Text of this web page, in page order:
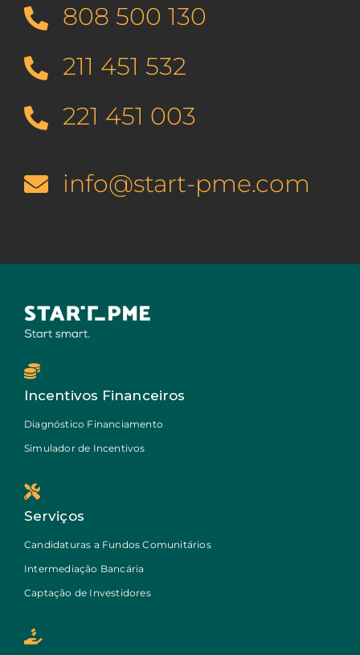
808 500 130
211 451 532
221 451 003
info@start-pme.com
Incentivos Financeiros
Diagnóstico Financiamento
Simulador de Incentivos
Serviços
Candidaturas a Fundos Comunitários
Intermediação Bancária
Captação de Investidores